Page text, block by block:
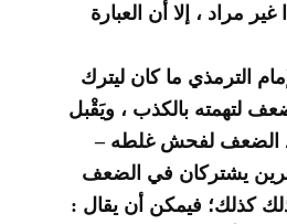
مراد ، إلا أن العبارة
الترمذي ما كان ليترك
لتهمته بالكذب ، ويَقْبل
الضعف لفحش غلطه –
يشتركان في الضعف
كذلك؛ فيمكن أن يقال :